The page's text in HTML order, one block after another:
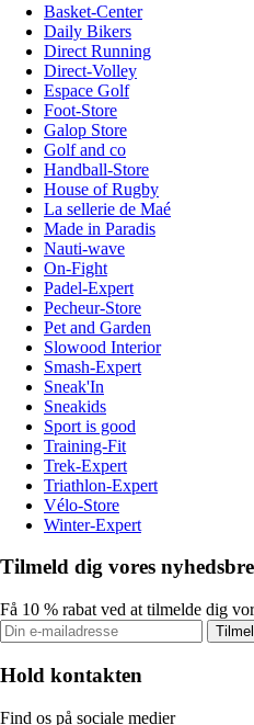
Basket-Center
Daily Bikers
Direct Running
Direct-Volley
Espace Golf
Foot-Store
Galop Store
Golf and co
Handball-Store
House of Rugby
La sellerie de Maé
Made in Paradis
Nauti-wave
On-Fight
Padel-Expert
Pecheur-Store
Pet and Garden
Slowood Interior
Smash-Expert
Sneak'In
Sneakids
Sport is good
Training-Fit
Trek-Expert
Triathlon-Expert
Vélo-Store
Winter-Expert
Tilmeld dig vores
Få 10 % rabat ved at tilmelde dig
Hold kontakten
Find os på sociale medier